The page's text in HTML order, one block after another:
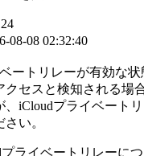
08-08 02:32:40
ートリレーが有効な状
セスと検知される場
、iCloudプライベート
い。
プライベートリレーに